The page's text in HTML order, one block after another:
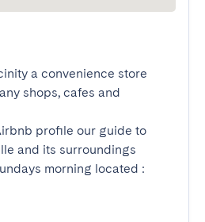
a convenience store
shops, cafes and
profile our guide to
and its surroundings
morning located :